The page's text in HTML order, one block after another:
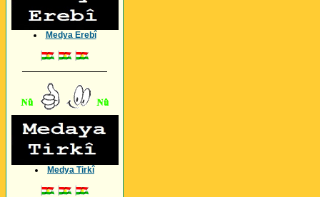
Medya Erebî
Medya Tirkî